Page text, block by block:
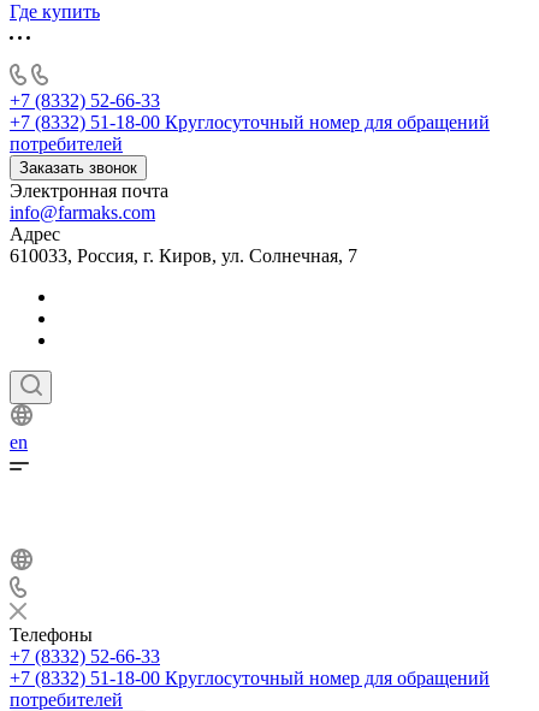
Где купить
+7 (8332) 52-66-33
+7 (8332) 51-18-00 Круглосуточный номер для обращений
потребителей
Заказать звонок
Электронная почта
info@farmaks.com
Адрес
610033, Россия, г. Киров, ул. Солнечная, 7
en
Телефоны
+7 (8332) 52-66-33
+7 (8332) 51-18-00 Круглосуточный номер для обращений
потребителей